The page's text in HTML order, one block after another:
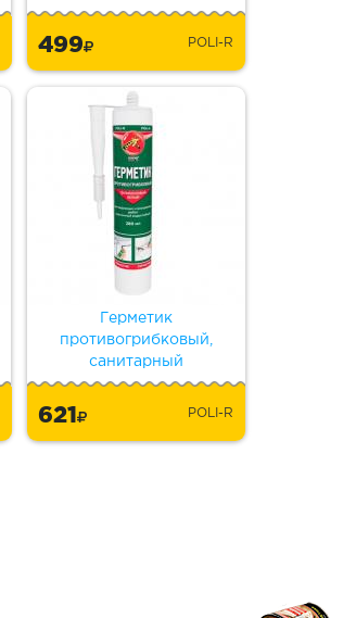
499 POLI-R
Герметик
противогрибковый,
санитарный
621 POLI-R